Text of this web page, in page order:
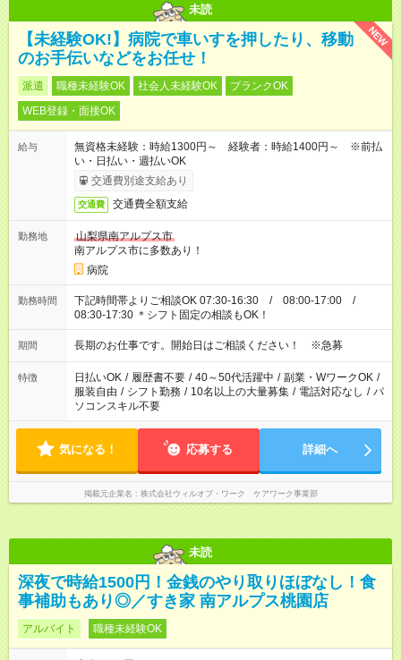
未読
NEW
【未経験OK!】病院で車いすを押したり、移動
のお手伝いなどをお任せ！
派遣 職種未経験OK 社会人未経験OK
ブランクOK
WEB登録・面接OK
給与
無資格未経験：時給1300円～ 経験者：時給1400円～ ※前払
い・日払い・週払いOK
交通費別途支給あり
交通費 交通費全額支給
勤務地
山梨県南アルプス市
南アルプス市に多数あり！
病院
勤務時間
下記時間帯よりご相談OK 07:30-16:30 / 08:00-17:00 /
08:30-17:30 ＊シフト固定の相談もOK！
期間 長期のお仕事です。開始日はご相談ください！ ※急募
特徴 日払いOK / 履歴書不要 / 40～50代活躍中 / 副業・WワークOK /
服装自由 / シフト勤務 / 10名以上の大量募集 / 電話対応なし / パ
ソコンスキル不要
気になる！ 応募する 詳細へ
掲載元企業名 株式会社ウィルオブ・ワーク ケアワーク事業部
未読
深夜で時給1500円！金銭のやり取りほぼなし！食
事補助もあり◎／すき家 南アルプス桃園店
アルバイト 職種未経験OK